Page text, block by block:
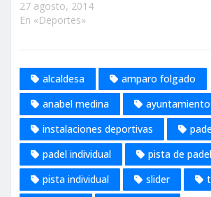
27 agosto, 2014
En «Deportes»
alcaldesa
amparo folgado
anabel medina
ayuntamiento
instalaciones deportivas
padel individual
pista de padel
pista individual
slider